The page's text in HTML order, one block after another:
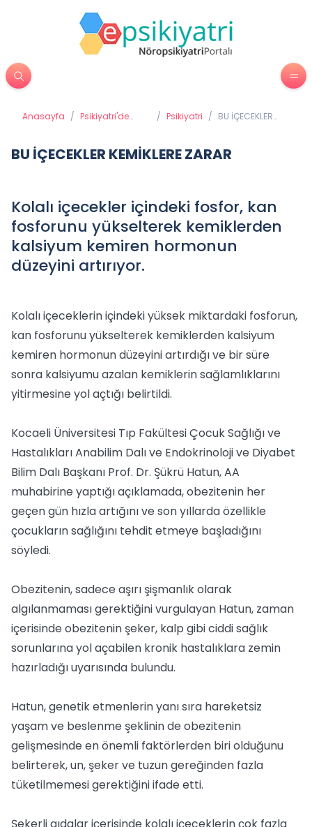
Anasayfa / Psikiyatri'de
/ Psikiyatri / BU İÇECEKLER
BU İÇECEKLER KEMİKLERE ZARAR
Kolalı içecekler içindeki fosfor, kan
fosforunu yükselterek kemiklerden
kalsiyum kemiren hormonun
düzeyini artırıyor.
Kolalı içeceklerin içindeki yüksek miktardaki fosforun,
kan fosforunu yükselterek kemiklerden kalsiyum
kemiren hormonun düzeyini artırdığı ve bir süre
sonra kalsiyumu azalan kemiklerin sağlamlıklarını
yitirmesine yol açtığı belirtildi.
Kocaeli Üniversitesi Tıp Fakültesi Çocuk Sağlığı ve
Hastalıkları Anabilim Dalı ve Endokrinoloji ve Diyabet
Bilim Dalı Başkanı Prof. Dr. Şükrü Hatun, AA
muhabirine yaptığı açıklamada, obezitenin her
geçen gün hızla artığını ve son yıllarda özellikle
çocukların sağlığını tehdit etmeye başladığını
söyledi.
Obezitenin, sadece aşırı şişmanlık olarak
algılanmaması gerektiğini vurgulayan Hatun, zaman
içerisinde obezitenin şeker, kalp gibi ciddi sağlık
sorunlarına yol açabilen kronik hastalıklara zemin
hazırladığı uyarısında bulundu.
Hatun, genetik etmenlerin yanı sıra hareketsiz
yaşam ve beslenme şeklinin de obezitenin
gelişmesinde en önemli faktörlerden biri olduğunu
belirterek, un, şeker ve tuzun gereğinden fazla
tüketilmemesi gerektiğini ifade etti.